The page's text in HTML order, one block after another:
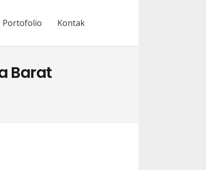
Portofolio Kontak
Barat